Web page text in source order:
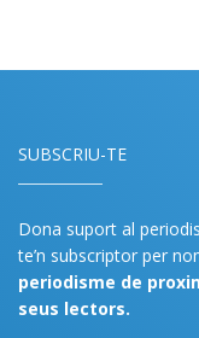
SUBSCRIU-TE
Dona suport al
te’n subscriptor per
periodisme de
seus lectors.